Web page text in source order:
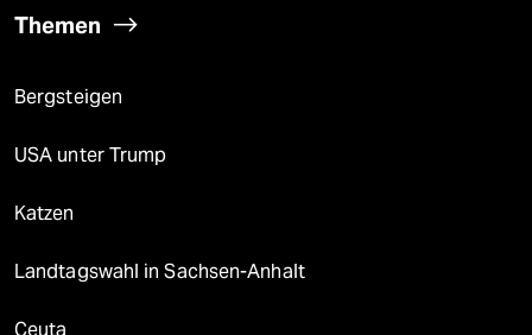
Themen
Bergsteigen
USA unter Trump
Katzen
Landtagswahl in Sachsen-Anhalt
Ceuta